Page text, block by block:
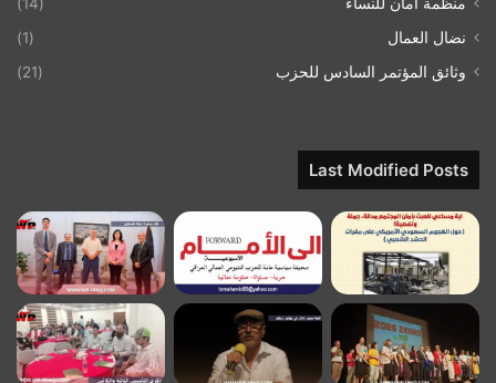
نضال العمال
(1)
وثائق المؤتمر السادس للحزب
(21)
Last Modified Posts